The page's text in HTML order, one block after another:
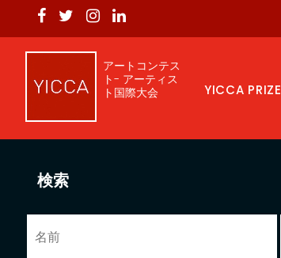
アートコンテス
ト- アーティス
ト国際大会
YICCA PRIZE
検索